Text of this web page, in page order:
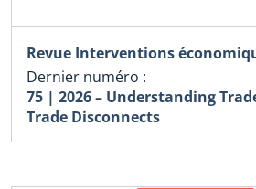
Revue Interventions
Dernier numéro :
75 | 2026 – Understanding
Trade Disconnects